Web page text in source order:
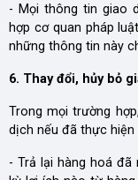
- Mọi thông tin giao
hợp cơ quan pháp
những thông tin này
6. Thay đổi, hủy bỏ
Trong mọi trường
dịch nếu đã thực hiện
- Trả lại hàng hoá